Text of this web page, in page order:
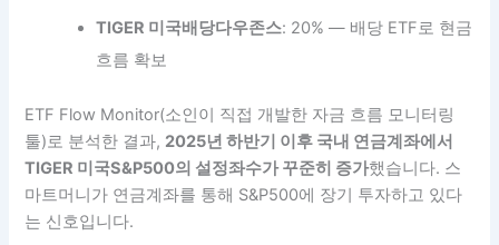
TIGER 미국배당다우존스: 20% — 배당 ETF로 현금
흐름 확보
ETF Flow Monitor(소인이 직접 개발한 자금 흐름 모니터링
툴)로 분석한 결과, 2025년 하반기 이후 국내 연금계좌에서
TIGER 미국S&P500의 설정좌수가 꾸준히 증가했습니다. 스
마트머니가 연금계좌를 통해 S&P500에 장기 투자하고 있다
는 신호입니다.